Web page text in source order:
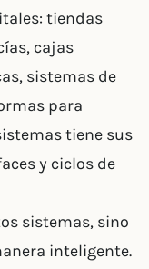
tiendas
cajas
sistemas de
para
tiene sus
y ciclos de
sistemas, sino
inteligente.